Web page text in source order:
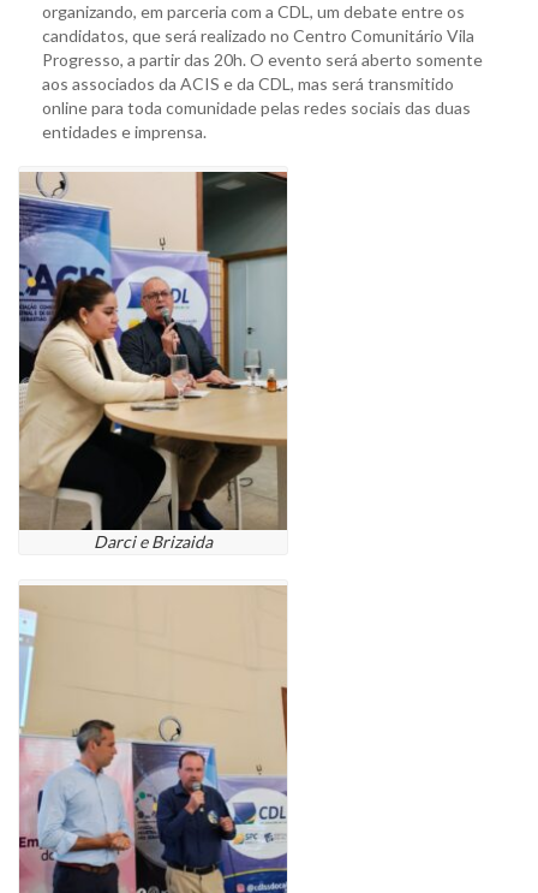
organizando, em parceria com a CDL, um debate entre os
candidatos, que será realizado no Centro Comunitário Vila
Progresso, a partir das 20h. O evento será aberto somente
aos associados da ACIS e da CDL, mas será transmitido
online para toda comunidade pelas redes sociais das duas
entidades e imprensa.
Darci e Brizaida